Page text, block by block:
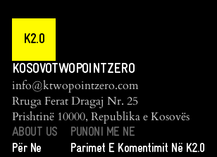
K2.0
KOSOVOTWOPOINTZERO
info@ktwopointzero.com
Rruga Ferat Dragaj Nr. 25
Prishtinë 10000, Republika e Kosovës
ABOUT US
Për Ne
PUNONI ME NE
Parimet E Komentimit Në K2.0